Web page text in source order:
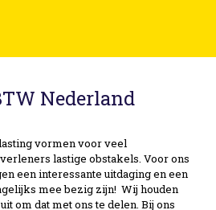
Nederland
vormen voor veel
lastige obstakels. Voor ons
een interessante uitdaging en een
mee bezig zijn! Wij houden
om dat met ons te delen. Bij ons